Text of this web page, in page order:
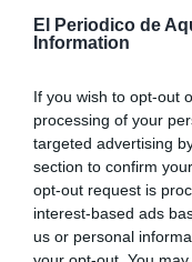
El Periodico de
Information
If you wish to opt-out
processing of your
targeted advertising
section to confirm
opt-out request is
interest-based ads
us or personal
venta. Los
los implicados